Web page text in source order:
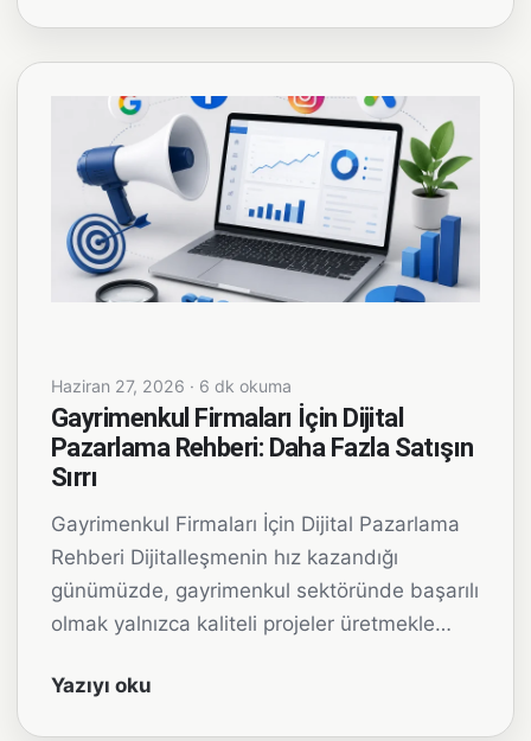
Haziran 27, 2026 · 6 dk okuma
Gayrimenkul Firmaları İçin Dijital
Pazarlama Rehberi: Daha Fazla Satışın
Sırrı
Gayrimenkul Firmaları İçin Dijital Pazarlama
Rehberi Dijitalleşmenin hız kazandığı
günümüzde, gayrimenkul sektöründe başarılı
olmak yalnızca kaliteli projeler üretmekle…
Yazıyı oku